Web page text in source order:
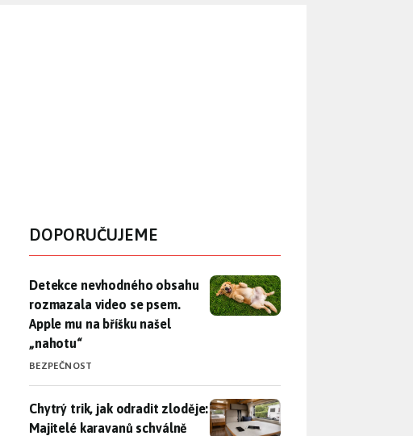
DOPORUČUJEME
Detekce nevhodného obsahu rozmazala video se psem. Apple mu
Detekce nevhodného obsahu
rozmazala video se psem.
Apple mu na bříšku našel
„nahotu“
BEZPEČNOST
Chytrý trik, jak odradit zloděje: Majitelé karavanů schválně
Chytrý trik, jak odradit zloděje:
Majitelé karavanů schválně